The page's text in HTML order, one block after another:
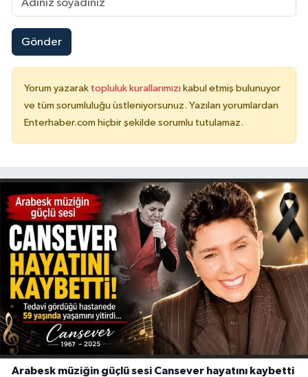
Gönder
Yorum yazarak topluluk kurallarımızı kabul etmiş bulunuyor
ve tüm sorumluluğu üstleniyorsunuz. Yazılan yorumlardan
Enterhaber.com hiçbir şekilde sorumlu tutulamaz.
Arabesk müziğin güçlü sesi Cansever hayatını kaybetti